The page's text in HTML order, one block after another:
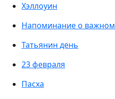
Хэллоуин
Напоминание о важном
Татьянин день
23 февраля
Пасха